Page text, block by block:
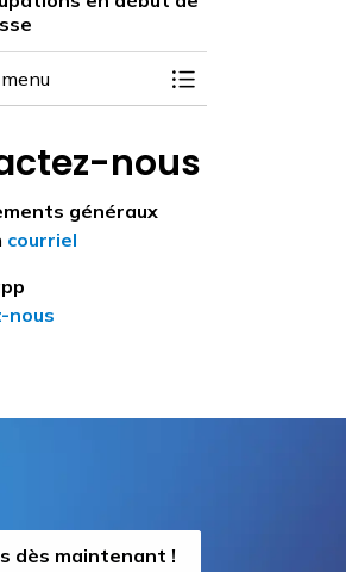
Basculer la menu
nous
généraux
courriel
nous
dès maintenant !